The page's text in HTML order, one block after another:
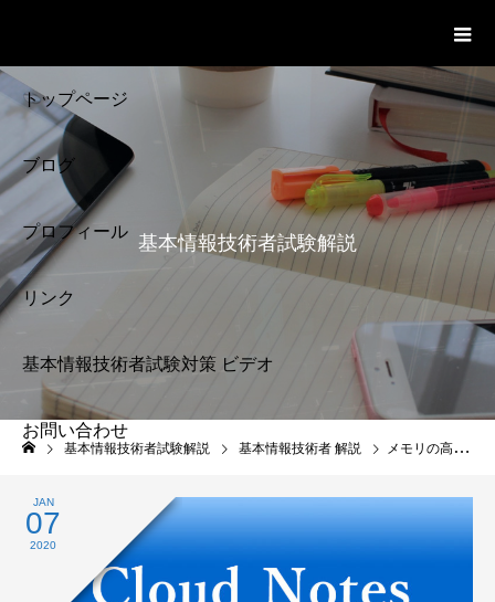
トップページ
ブログ
プロフィール
リンク
基本情報技術者試験対策 ビデオ
お問い合わせ
プライバシーポリシー
基本情報技術者試験
解説
基本情報技術者試験解説
基本情報技術者試験解説 基本情報技術者 解説 メモリの高速化 キャッシュメモリ 基本情報技術者試験
JAN
07
2020